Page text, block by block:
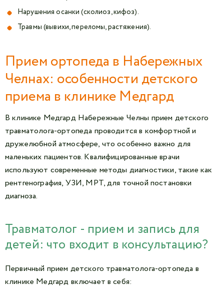
Нарушения осанки (сколиоз, кифоз).
Травмы (вывихи, переломы, растяжения).
Прием ортопеда в Набережных
Челнах: особенности детского
приема в клинике Медгард
В клинике Медгард Набережные Челны прием детского
травматолога-ортопеда проводится в комфортной и
дружелюбной атмосфере, что особенно важно для
маленьких пациентов. Квалифицированные врачи
используют современные методы диагностики, такие как
рентгенография, УЗИ, МРТ, для точной постановки
диагноза.
Травматолог - прием и запись для
детей: что входит в консультацию?
Первичный прием детского травматолога-ортопеда в
клинике Медгард включает в себя: